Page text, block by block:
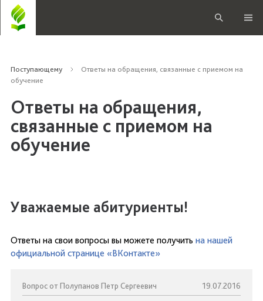
Поступающему
Ответы на обращения, связанные с приемом на
обучение
Ответы на обращения,
связанные с приемом на
обучение
Уважаемые абитуриенты!
Ответы на свои вопросы вы можете получить на нашей
официальной странице «ВКонтакте»
Вопрос от Полупанов Петр Сергеевич 19.07.2016